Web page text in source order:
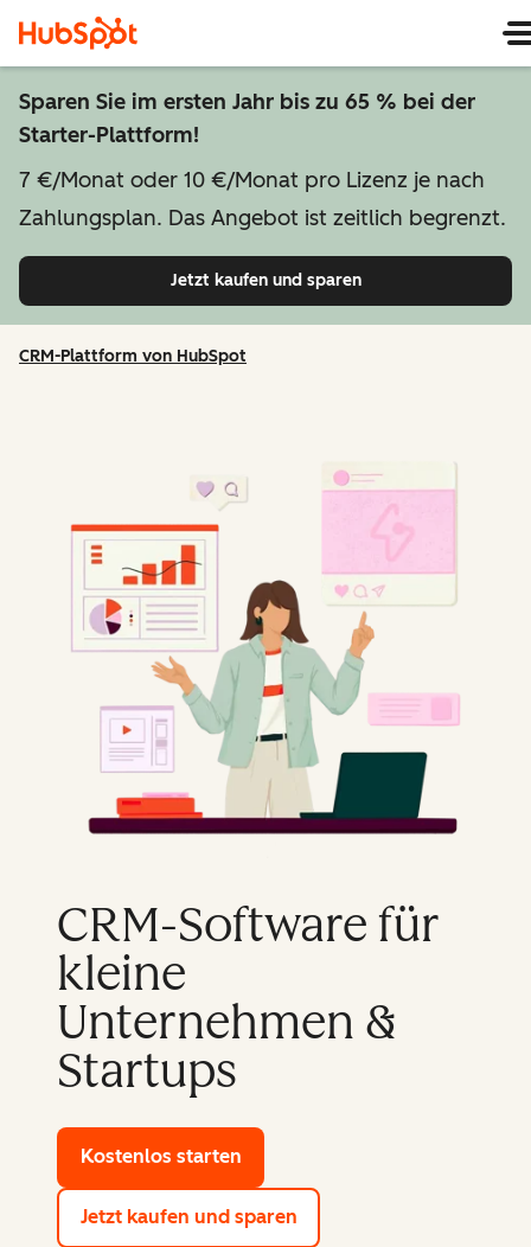
Sparen Sie im ersten Jahr bis zu 65 % bei der
Starter-Plattform!
7 €/Monat oder 10 €/Monat pro Lizenz je nach
Zahlungsplan. Das Angebot ist zeitlich begrenzt.
Jetzt kaufen und sparen
CRM-Plattform von HubSpot
CRM-Software für
kleine
Unternehmen &
Startups
Kostenlos starten
Jetzt kaufen und sparen